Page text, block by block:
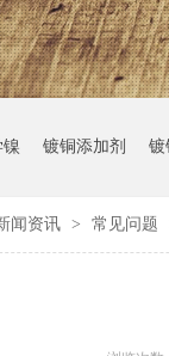
镀铜添加剂 镀
闻资讯 > 常见问题